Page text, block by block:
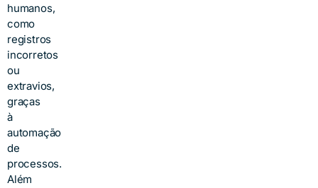
humanos,
como
registros
incorretos
ou
extravios,
graças
à
automação
de
processos.
Além